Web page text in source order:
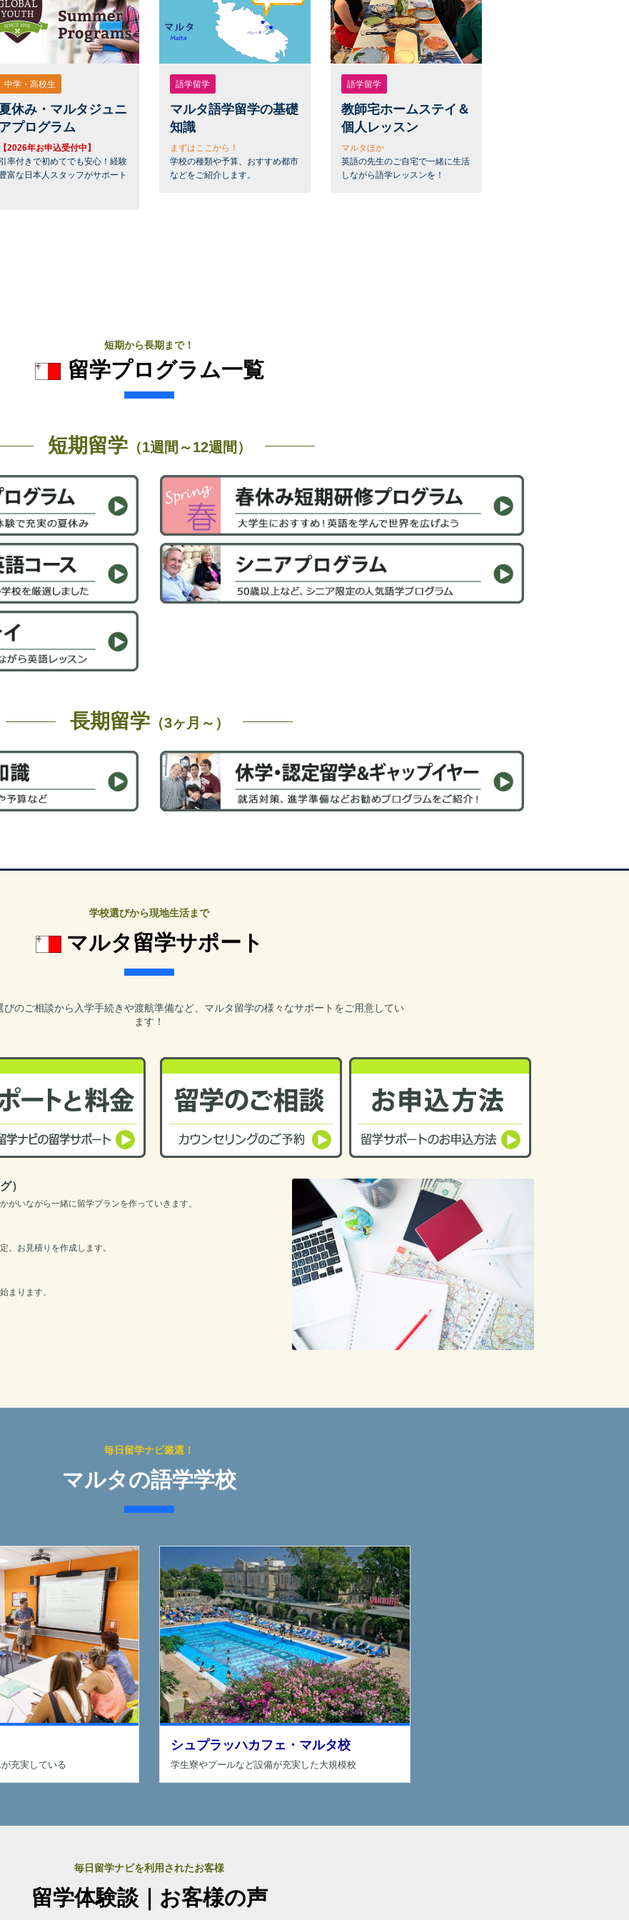
中学・高校生
夏休み・マルタジュニ
アプログラム
【2026年お申込受付中】
引率付きで初めてでも安心！経験
豊富な日本人スタッフがサポート
語学留学
マルタ語学留学の基礎
知識
まずはここから！
学校の種類や予算、おすすめ都市
などをご紹介します。
語学留学
教師宅ホームステイ＆
個人レッスン
マルタほか
英語の先生のご自宅で一緒に生活
しながら語学レッスンを！
短期から長期まで！
留学プログラム一覧
短期留学（1週間～12週間）
長期留学（3ヶ月～）
学校選びから現地生活まで
マルタ留学サポート
のご相談から入学手続きや渡航準備など、マルタ留学の様々なサポートをご用意してい
ます！
）
がいながら一緒に留学プランを作っていきます。
。お見積りを作成します。
まります。
毎日留学ナビ厳選！
マルタの語学学校
充実している
シュプラッハカフェ・マルタ校
学生寮やプールなど設備が充実した大規模校
毎日留学ナビを利用されたお客様
留学体験談｜お客様の声